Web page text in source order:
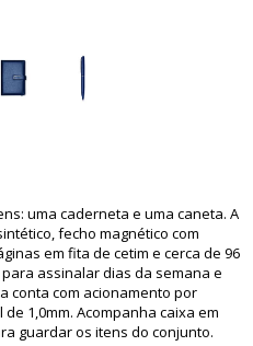
uma caderneta e uma caneta. A
fecho magnético com
em fita de cetim e cerca de 96
assinalar dias da semana e
conta com acionamento por
1,0mm. Acompanha caixa em
guardar os itens do conjunto.